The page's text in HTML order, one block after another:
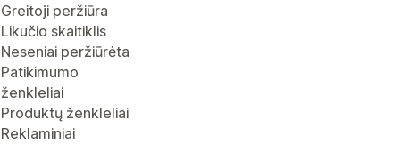
Greitoji peržiūra
Likučio skaitiklis
Neseniai peržiūrėta
Patikimumo
ženkleliai
Produktų ženkleliai
Reklaminiai